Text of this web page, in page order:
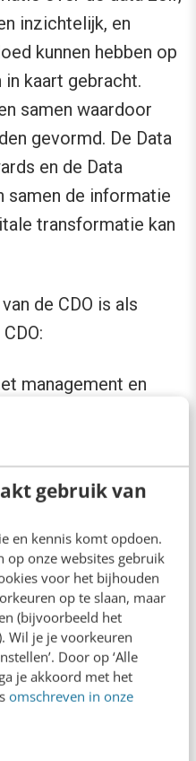
gebruik van
en kennis komt opdoen.
op onze websites gebruik
voor het bijhouden
op te slaan, maar
(bijvoorbeeld het
Wil je je voorkeuren
Door op ‘Alle
je akkoord met het
omschreven in onze
inzichtelijk, en
kunnen hebben op
kaart gebracht.
samen waardoor
gevormd. De Data
en de Data
samen de informatie
transformatie kan
de CDO is als
management en
en rapporten op
het management
voor de
datamanagement
de organisatie van
Management (EIM)
opleiding en de
vermogen
Data